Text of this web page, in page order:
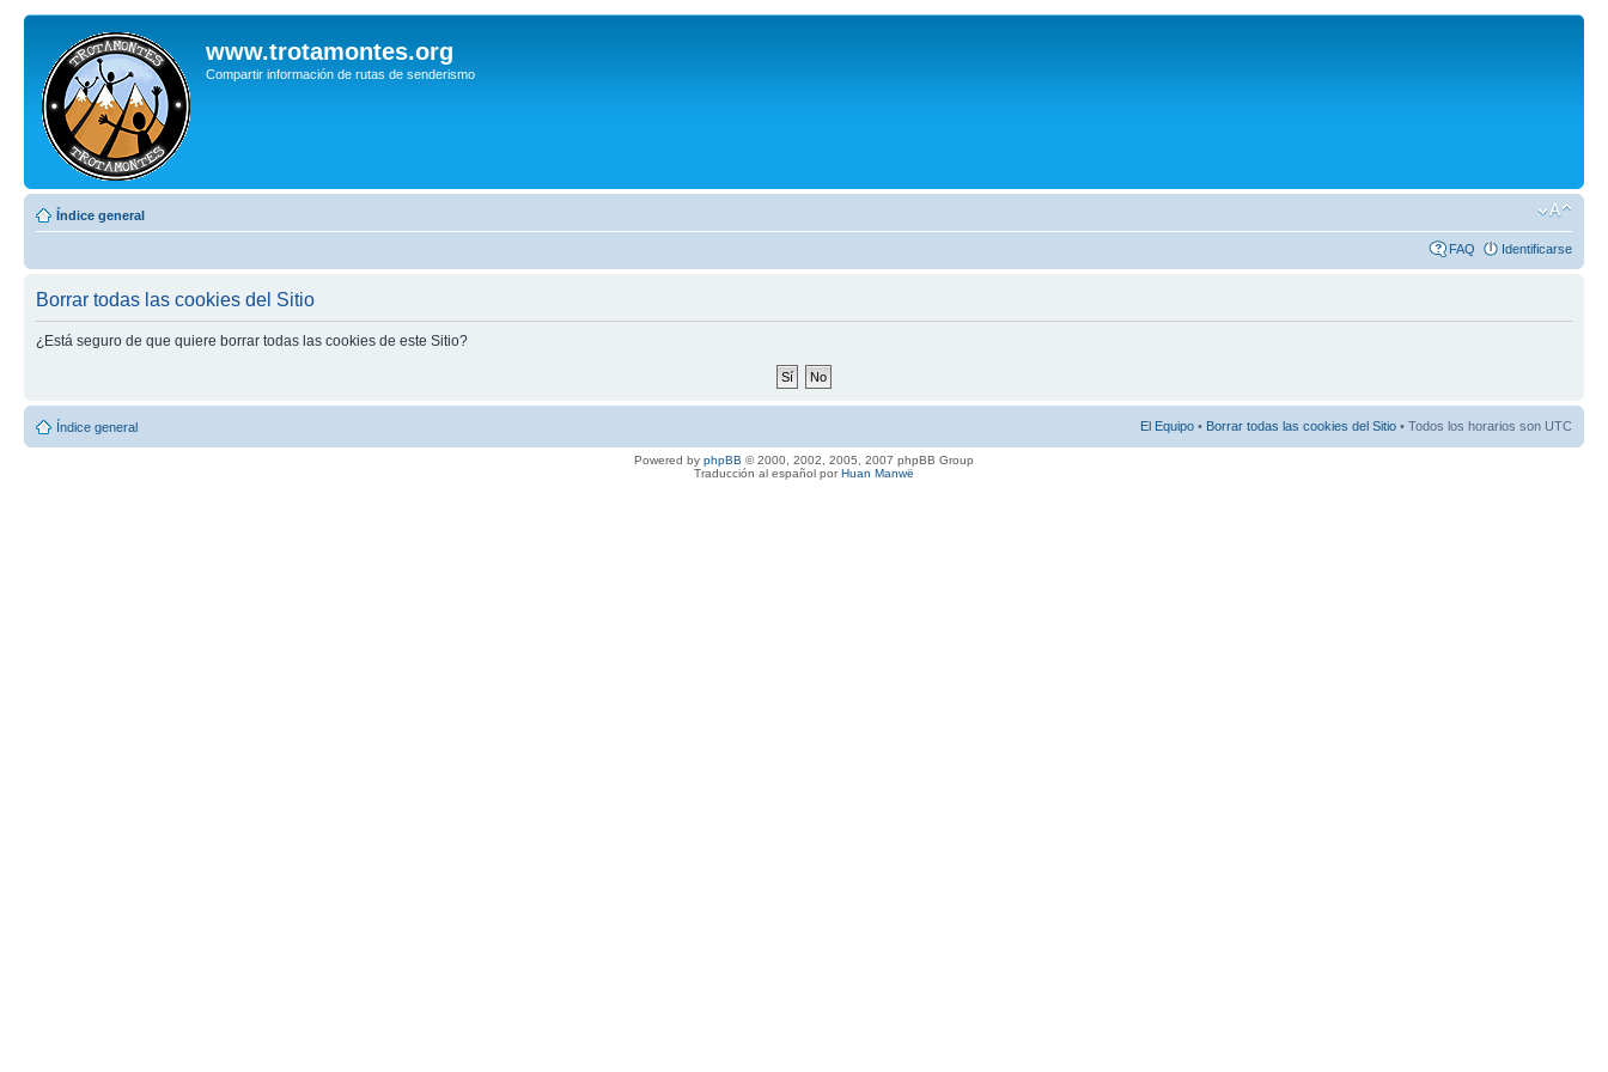
www.trotamontes.org
Compartir información de rutas de senderismo
Índice general
FAQ Identificarse
Borrar todas las cookies del Sitio
¿Está seguro de que quiere borrar todas las cookies de este Sitio?
Índice general El Equipo • Borrar todas las cookies del Sitio • Todos los horarios son UTC
Powered by phpBB © 2000, 2002, 2005, 2007 phpBB Group
Traducción al español porHuan Manwë